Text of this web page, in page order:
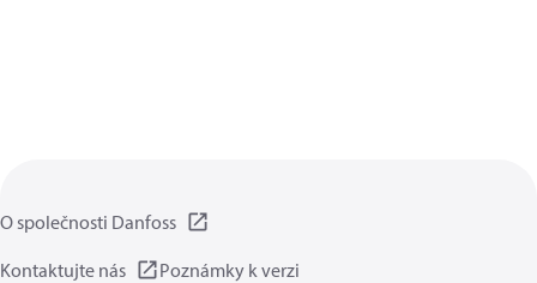
O společnosti Danfoss
Kontaktujte nás
Poznámky k verzi